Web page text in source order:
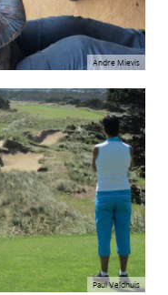
Andre Mievis
Paul Veldhuis